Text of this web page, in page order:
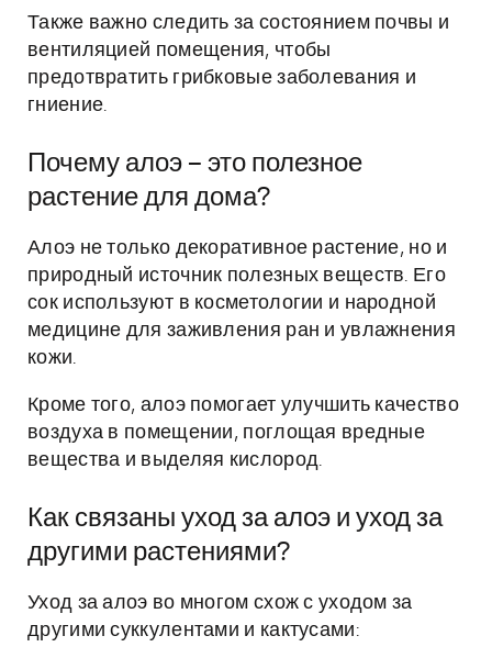
Также важно следить за состоянием почвы и
вентиляцией помещения, чтобы
предотвратить грибковые заболевания и
гниение.
Почему алоэ – это полезное
растение для дома?
Алоэ не только декоративное растение, но и
природный источник полезных веществ. Его
сок используют в косметологии и народной
медицине для заживления ран и увлажнения
кожи.
Кроме того, алоэ помогает улучшить качество
воздуха в помещении, поглощая вредные
вещества и выделяя кислород.
Как связаны уход за алоэ и уход за
другими растениями?
Уход за алоэ во многом схож с уходом за
другими суккулентами и кактусами: